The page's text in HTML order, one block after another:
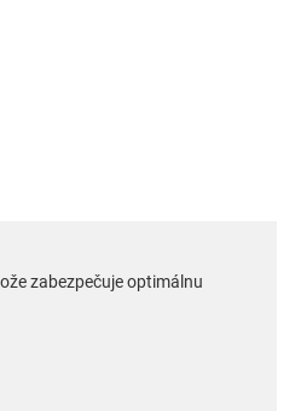
zabezpečuje optimálnu